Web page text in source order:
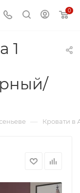
0
1
— Кровати в